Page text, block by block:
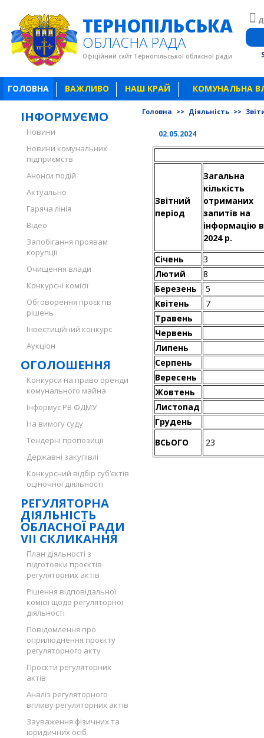
ТЕРНОПІЛЬСЬКА
ОБЛАСНА РАДА
Офіційний сайт Тернопільської обласної ради
ГОЛОВНА ВАЖЛИВО НАШ КРАЙ КОМУНАЛЬНА
ІНФОРМУЄМО
Новини
Новини комунальних
підприємств
Анонси подій
Актуально
Гаряча лінія
Відео
Запобігання проявам
корупції
Очищення влади
Конкурсні комісії
Обговорення проєктів
рішень
Інвестиційний конкурс
Аукціон
ОГОЛОШЕННЯ
Конкурси на право оренди
комунального майна
Інформує РВ ФДМУ
На вимогу суду
Тендерні пропозиції
Державні закупівлі
Конкурсний відбір суб’єктів
оціночної діяльності
РЕГУЛЯТОРНА
ДІЯЛЬНІСТЬ
ОБЛАСНОЇ РАДИ
VII СКЛИКАННЯ
План діяльності з
підготовки проєктів
регуляторних актів
Рішення відповідальної
комісії щодо регуляторної
діяльності
Повідомлення про
оприлюднення проєкту
регуляторного акту
Проєкти регуляторних
актів
Аналіз регуляторного
впливу регуляторних актів
Зауваження фізичних та
юридичних осіб
Головна >> Діяльність >>
02.05.2024
Звітний
період
Загальна
кількість
отриманих
запитів на
інформацію в
2024 р.
Січень
3
Лютий
8
Березень
5
Квітень
7
Травень
Червень
Липень
Серпень
Вересень
Жовтень
Листопад
Грудень
ВСЬОГО
23